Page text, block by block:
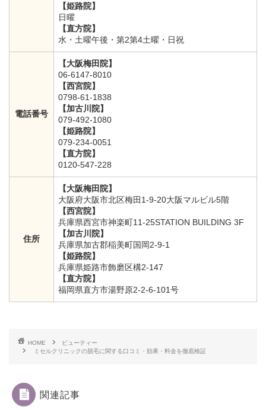
【姫路院】
日曜
【直方院】
水・土曜午後・第2第4土曜・日祝
電話番号
【大阪梅田院】
06-6147-8010
【西宮院】
0798-61-1838
【加古川院】
079-492-1080
【姫路院】
079-234-0051
【直方院】
0120-547-228
住所
【大阪梅田院】
大阪府大阪市北区梅田1-9-20大阪マルビル5階
【西宮院】
兵庫県西宮市神楽町11-25STATION BUILDING 3F
【加古川院】
兵庫県加古郡稲美町国岡2-9-1
【姫路院】
兵庫県姫路市飾磨区構2-147
【直方院】
福岡県直方市湯野原2-2-6-101号
HOME
ビューティー
ミセルクリニックの脱毛に関する口コミ・効果・料金を徹底検証
関連記事